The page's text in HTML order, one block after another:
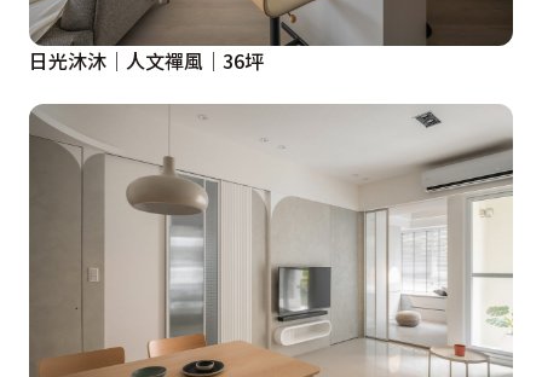
日光沐沐│人文禪風│36坪